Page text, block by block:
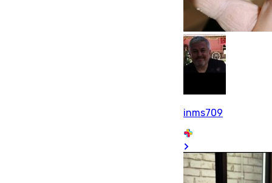
inms709